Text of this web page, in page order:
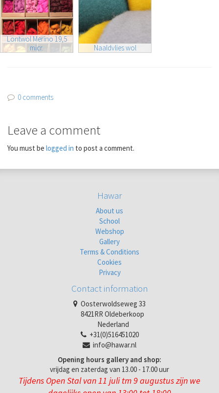
Lontwol Merino 19,5
micr.
Naaldvlies wol
0 comments
Leave a comment
You must be logged in to post a comment.
Hawar
About us
School
Webshop
Gallery
Terms & Conditions
Cookies
Privacy
Contact information
Oosterwoldseweg 33
8421RR Oldeberkoop
Nederland
+31(0)516451020
info@hawar.nl
Opening hours gallery and shop:
vrijdag en zaterdag van 13.00 - 17.00 uur
Tijdens Open Stal van 11 juli tm 9 augustus zijn we